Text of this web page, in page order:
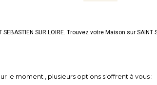
SUR LOIRE. Trouvez votre Maison sur
le moment , plusieurs options s'offrent à vous :